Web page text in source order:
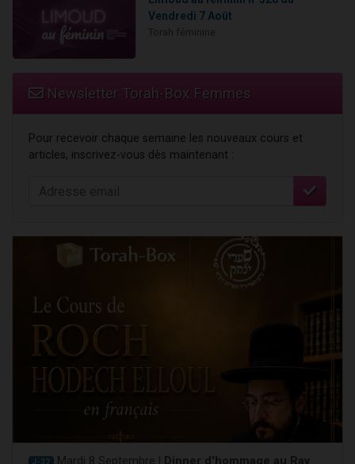
Vendredi 7 Août
Newsletter Torah-Box Femmes
Pour recevoir chaque semaine les nouveaux cours et
articles, inscrivez-vous dès maintenant :